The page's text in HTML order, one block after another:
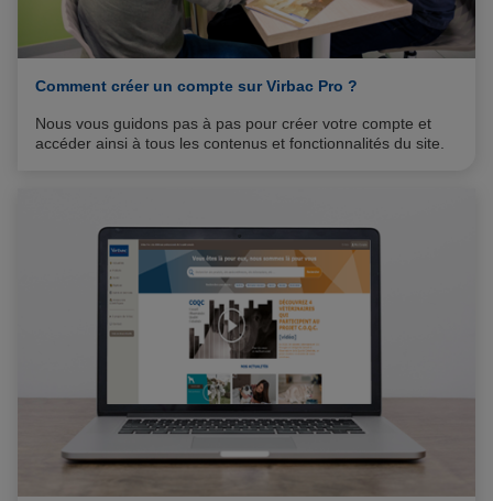
Comment créer un compte sur Virbac Pro ?
Nous vous guidons pas à pas pour créer votre compte et
accéder ainsi à tous les contenus et fonctionnalités du site.